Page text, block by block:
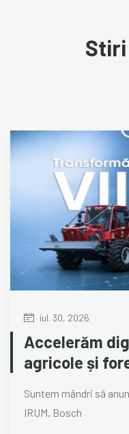
iul. 30, 2026
Accelerăm
agricole și
Suntem mândri să
IRUM, Bosch